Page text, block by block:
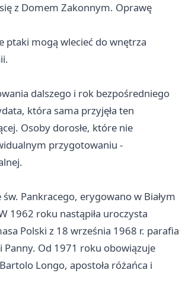
z Domem Zakonnym. Oprawę
ptaki mogą wlecieć do wnętrza
dalszego i rok bezpośredniego
która sama przyjęła ten
Osoby dorosłe, które nie
przygotowaniu -
Pankracego, erygowano w Białym
1962 roku nastąpiła uroczysta
Polski z 18 września 1968 r. parafia
Od 1971 roku obowiązuje
Longo, apostoła różańca i